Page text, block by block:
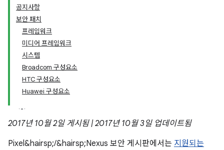
공지사항
보안 패치
프레임워크
미디어 프레임워크
시스템
Broadcom 구성요소
HTC 구성요소
Huawei 구성요소
2017년 10월 2일 게시됨 | 2017년 10월 3일 업데이트됨
Pixel&hairsp;/&hairsp;Nexus 보안 게시판에서는 지원되는